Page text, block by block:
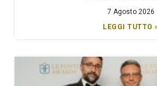
7 Agosto 2026
LEGGI TUTTO